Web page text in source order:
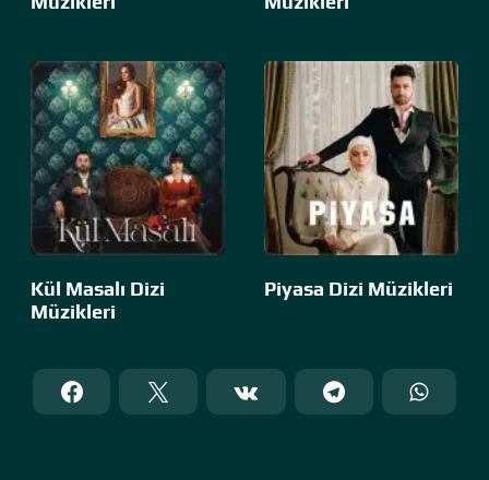
Kül Masalı Dizi
Müzikleri
Piyasa Dizi Müzikleri